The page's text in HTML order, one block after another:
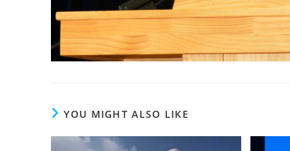
YOU MIGHT ALSO LIKE